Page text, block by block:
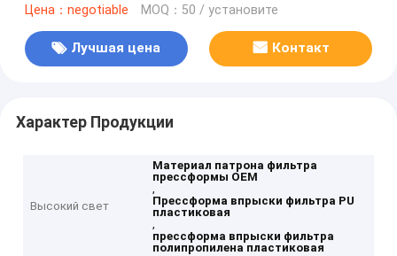
Цена：negotiable MOQ：50 / установите
Лучшая цена Контакт
Характер Продукции
Высокий свет
Материал патрона фильтра
прессформы OEM
,
Прессформа впрыски фильтра PU
пластиковая
,
прессформа впрыски фильтра
полипропилена пластиковая